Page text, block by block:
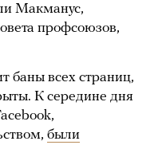
Макманус,
профсоюзов,
баны всех страниц,
К середине дня
были